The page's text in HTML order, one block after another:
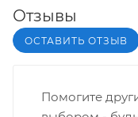
Отзывы
ОСТАВИТЬ ОТЗЫВ
Помогите